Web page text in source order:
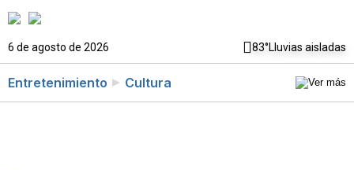
6 de agosto de 2026 83°Lluvias aisladas
Entretenimiento Cultura